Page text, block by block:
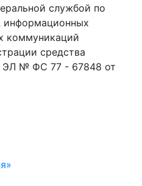
службой по
информационных
коммуникаций
средства
ЭЛ № ФС 77 - 67848 от